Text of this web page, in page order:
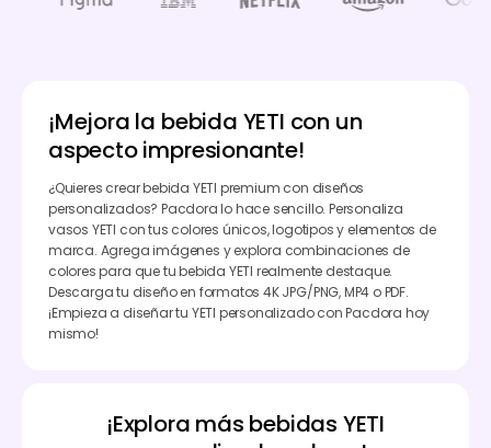
¡Mejora la bebida YETI con un
aspecto impresionante!
¿Quieres crear bebida YETI premium con diseños
personalizados? Pacdora lo hace sencillo. Personaliza
vasos YETI con tus colores únicos, logotipos y elementos de
marca. Agrega imágenes y explora combinaciones de
colores para que tu bebida YETI realmente destaque.
Descarga tu diseño en formatos 4K JPG/PNG, MP4 o PDF.
¡Empieza a diseñar tu YETI personalizado con Pacdora hoy
mismo!
¡Explora más bebidas YETI